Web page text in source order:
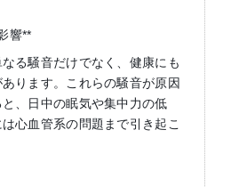
響**
る騒音だけでなく、健康にも
ります。これらの騒音が原因
、日中の眠気や集中力の低
心血管系の問題まで引き起こ